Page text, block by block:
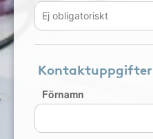
Kontaktuppgifter
Förnamn